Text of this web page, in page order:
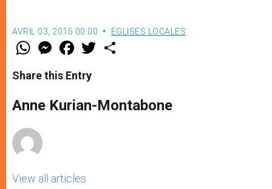
AVRIL 03, 2015 00:00 EGLISES LOCALES
W
t
s
p
p
M
e
s
e
g
e
F
a
e
b
o
k
w
r
Share this Entry
Anne Kurian-Montabone
View all articles